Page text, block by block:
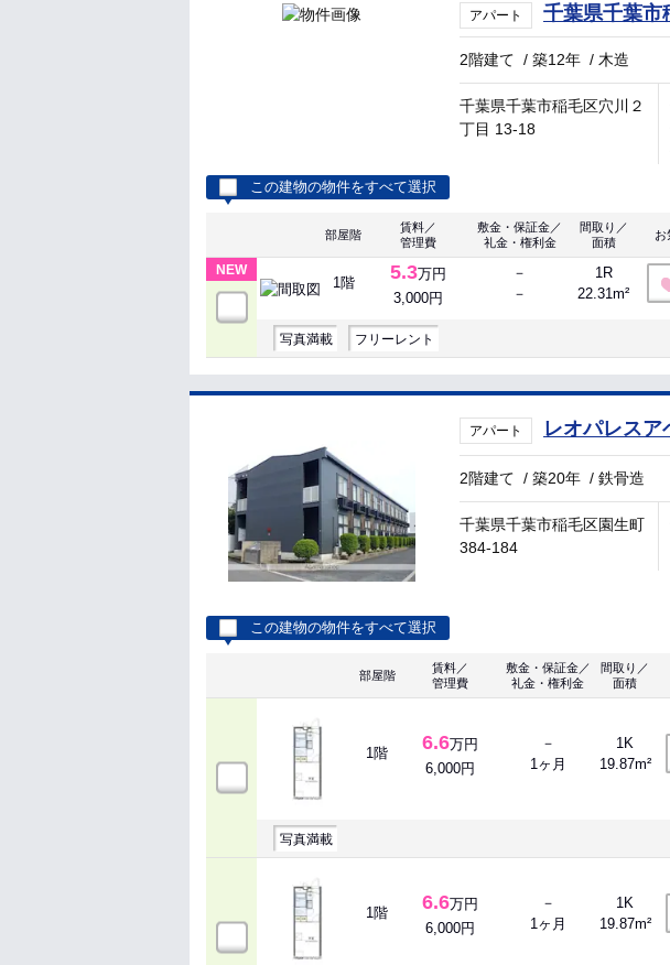
アパート 千葉県千葉市
2階建て /築12年 / 木造
千葉県千葉市稲毛区穴川２
丁目 13-18
この建物の物件をすべて選択
部屋階
賃料／
管理費
敷金・保証金／
礼金・権利金
間取り／
面積
お
NEW
1階 5.3万円
3,000円
－
－
1R
22.31m²
写真満載 フリーレント
アパート レオパレスア
2階建て /築20年 /鉄骨造
千葉県千葉市稲毛区園生町
384-184
この建物の物件をすべて選択
部屋階
賃料／
管理費
敷金・保証金／
礼金・権利金
間取り／
面積
1階 6.6万円
6,000円
－
1ヶ月
1K
19.87m²
写真満載
1階 6.6万円
6,000円
－
1ヶ月
1K
19.87m²